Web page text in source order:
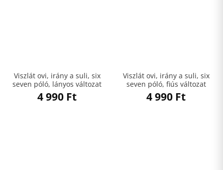
Viszlát ovi, irány a suli, six
seven póló, lányos változat
4 990 Ft
Viszlát ovi, irány a suli, six
seven póló, fiús változat
4 990 Ft